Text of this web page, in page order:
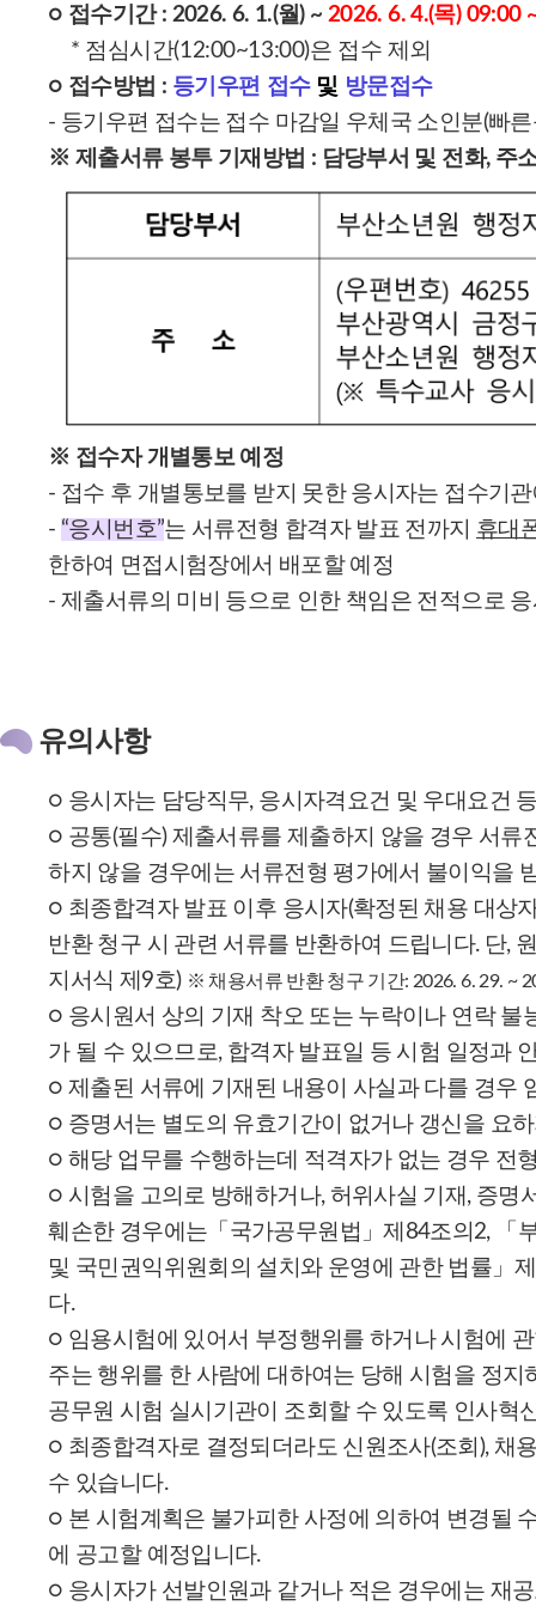
○ 접수기간 : 2026. 6. 1.(월) ~ 2026. 6. 4.(목) 09:00
* 점심시간(12:00~13:00)은 접수 제외
○ 접수방법 : 등기우편 접수및 방문접수
- 등기우편 접수는 접수 마감일 우체국 소인분(빠
※ 제출서류 봉투 기재방법 : 담당부서 및 전화, 주
※ 접수자 개별통보 예정
- 접수 후 개별통보를 받지 못한 응시자는 접수기
- “응시번호”는 서류전형 합격자 발표 전까지 휴대
한하여 면접시험장에서 배포할 예정
- 제출서류의 미비 등으로 인한 책임은 전적으로
유의사항
○ 응시자는 담당직무, 응시자격요건 및 우대요건
○ 공통(필수) 제출서류를 제출하지 않을 경우 서
하지 않을 경우에는 서류전형 평가에서 불이익을
○ 최종합격자 발표 이후 응시자(확정된 채용 대상
반환 청구 시 관련 서류를 반환하여 드립니다. 단,
지서식 제9호) ※ 채용서류 반환 청구 기간: 2026. 6. 29. ~
○ 응시원서 상의 기재 착오 또는 누락이나 연락
가 될 수 있으므로, 합격자 발표일 등 시험 일정과
○ 제출된 서류에 기재된 내용이 사실과 다를 경우
○ 증명서는 별도의 유효기간이 없거나 갱신을 요
○ 해당 업무를 수행하는데 적격자가 없는 경우 전
○ 시험을 고의로 방해하거나, 허위사실 기재, 증명
훼손한 경우에는「국가공무원법」제84조의2, 「
및 국민권익위원회의 설치와 운영에 관한 법률」
다.
○ 임용시험에 있어서 부정행위를 하거나 시험에
주는 행위를 한 사람에 대하여는 당해 시험을 정
공무원 시험 실시기관이 조회할 수 있도록 인사혁
○ 최종합격자로 결정되더라도 신원조사(조회), 채
수 있습니다.
○ 본 시험계획은 불가피한 사정에 의하여 변경될
에 공고할 예정입니다.
○ 응시자가 선발인원과 같거나 적은 경우에는 재